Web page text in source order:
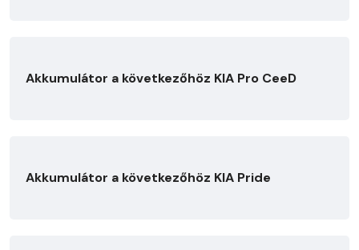
Akkumulátor a következőhöz KIA Pro CeeD
Akkumulátor a következőhöz KIA Pride